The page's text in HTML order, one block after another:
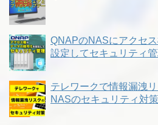
QNAPのNASにアクセ
設定してセキュリティ
テレワークで情報漏洩
NASのセキュリティ対策